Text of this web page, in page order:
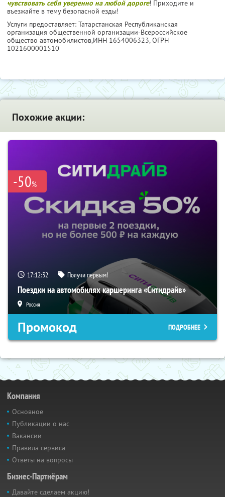
чувствовать себя уверенно на любой дороге! Приходите и
въезжайте в тему безопасной езды!
Услуги предоставляет: Татарстанская Республиканская
организация общественной организации-Всероссийское
общество автомобилистов,ИНН 1654006323, ОГРН
1021600001510
Похожие акции:
-50%
17:12:32 Получи первым!
Поездки на автомобилях каршеринга «Ситидрайв»
Россия
Промокод ПОДРОБНЕЕ
Компания
Основное
Публикации о нас
Вакансии
Правила сервиса
Ответы на вопросы
Бизнес-Партнёрам
Давайте сделаем акцию!